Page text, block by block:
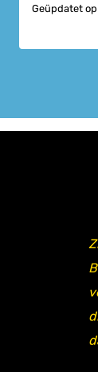
Geüpdatet op